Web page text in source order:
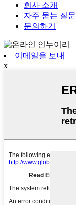
회사 소개
자주 묻는 질문
문의하기
이메일을 보내
x